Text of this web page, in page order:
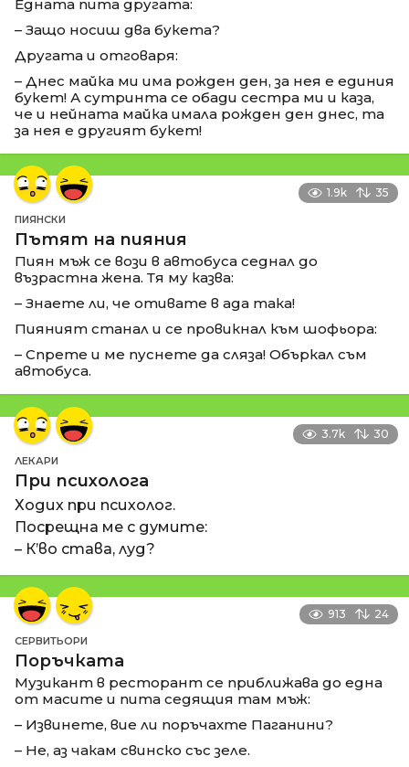
Едната пита другата:
– Защо носиш два букета?
Другата и отговаря:
– Днес майка ми има рожден ден, за нея е единия
букет! А сутринта се обади сестра ми и каза,
че и нейната майка имала рожден ден днес, та
за нея е другият букет!
1.9k 35
ПИЯНСКИ
Пътят на пияния
Пиян мъж се вози в автобуса седнал до
възрастна жена. Тя му казва:
– Знаете ли, че отивате в ада така!
Пияният станал и се провикнал към шофьора:
– Спрете и ме пуснете да сляза! Объркал съм
автобуса.
3.7k 30
ЛЕКАРИ
При психолога
Ходих при психолог.
Посрещна ме с думите:
– К’во става, луд?
913 24
СЕРВИТЬОРИ
Поръчката
Музикант в ресторант се приближава до една
от масите и пита седящия там мъж:
– Извинете, вие ли поръчахте Паганини?
– Не, аз чакам свинско със зеле.